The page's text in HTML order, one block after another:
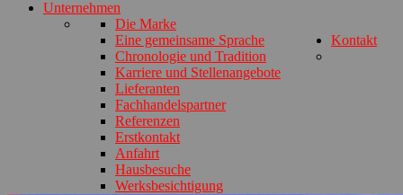
Unternehmen
Die Marke
Eine gemeinsame Sprache
Chronologie und Tradition
Karriere und Stellenangebote
Lieferanten
Fachhandelspartner
Referenzen
Kontakt
Erstkontakt
Anfahrt
Hausbesuche
Werksbesichtigung